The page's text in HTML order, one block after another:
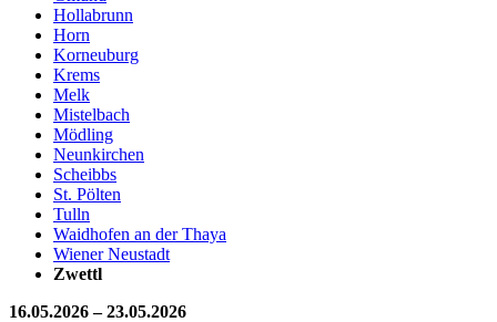
Hollabrunn
Horn
Korneuburg
Krems
Melk
Mistelbach
Mödling
Neunkirchen
Scheibbs
St. Pölten
Tulln
Waidhofen an der Thaya
Wiener Neustadt
Zwettl
16.05.2026 – 23.05.2026